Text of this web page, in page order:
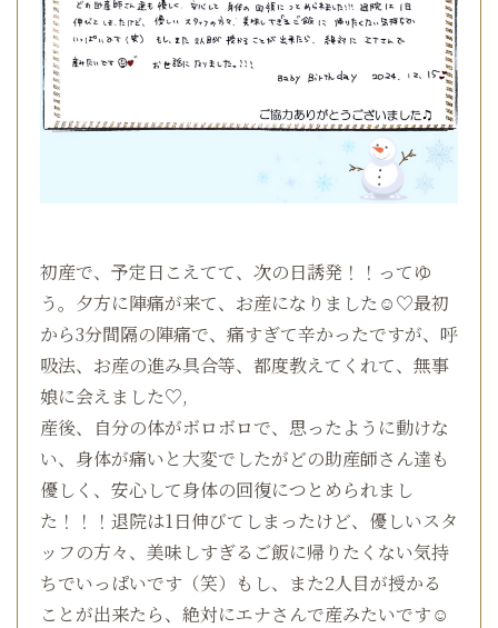
初産で、予定日こえてて、次の日誘発！！ってゆ
う。夕方に陣痛が来て、お産になりました☺♡最初
から3分間隔の陣痛で、痛すぎて辛かったですが、呼
吸法、お産の進み具合等、都度教えてくれて、無事
娘に会えました♡,
産後、自分の体がボロボロで、思ったように動けな
い、身体が痛いと大変でしたがどの助産師さん達も
優しく、安心して身体の回復につとめられまし
た！！！退院は1日伸びてしまったけど、優しいスタ
ッフの方々、美味しすぎるご飯に帰りたくない気持
ちでいっぱいです（笑）もし、また2人目が授かる
ことが出来たら、絶対にエナさんで産みたいです☺